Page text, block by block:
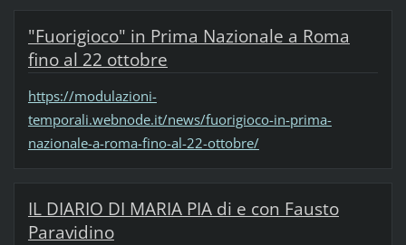
"Fuorigioco" in Prima Nazionale a Roma
fino al 22 ottobre
https://modulazioni-
temporali.webnode.it/news/fuorigioco-in-prima-
nazionale-a-roma-fino-al-22-ottobre/
IL DIARIO DI MARIA PIA di e con Fausto
Paravidino